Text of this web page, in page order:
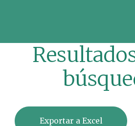
Exportar a Excel